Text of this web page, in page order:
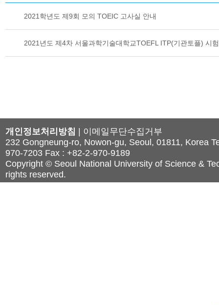
2021학년도 제9회 모의 TOEIC 고사실 안내
2021년도 제4차 서울과학기술대학교TOEFL ITP(기관토플) 시
개인정보처리방침
이메일무단수집거부
232 Gongneung-ro, Nowon-gu, Seoul, 01811, Korea
970-7203 Fax : +82-2-970-9189
Copyright © Seoul National University of Science &
rights reserved.